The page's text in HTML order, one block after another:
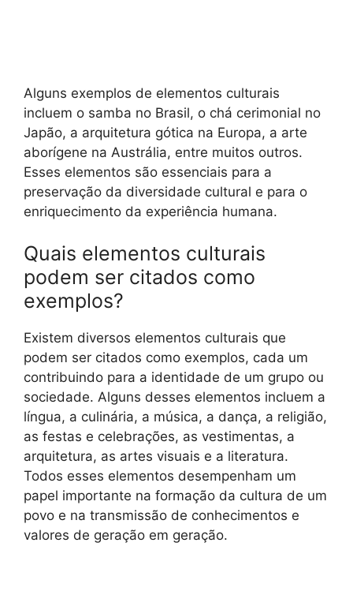
Alguns exemplos de elementos culturais
incluem o samba no Brasil, o chá cerimonial no
Japão, a arquitetura gótica na Europa, a arte
aborígene na Austrália, entre muitos outros.
Esses elementos são essenciais para a
preservação da diversidade cultural e para o
enriquecimento da experiência humana.
Quais elementos culturais
podem ser citados como
exemplos?
Existem diversos elementos culturais que
podem ser citados como exemplos, cada um
contribuindo para a identidade de um grupo ou
sociedade. Alguns desses elementos incluem a
língua, a culinária, a música, a dança, a religião,
as festas e celebrações, as vestimentas, a
arquitetura, as artes visuais e a literatura.
Todos esses elementos desempenham um
papel importante na formação da cultura de um
povo e na transmissão de conhecimentos e
valores de geração em geração.